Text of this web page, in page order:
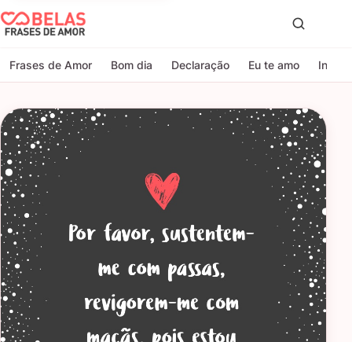
Belas Frases de Amor
Frases de Amor Bom dia Declaração Eu te amo